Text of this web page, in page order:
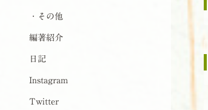
・その他
編著紹介
日記
Instagram
Twitter